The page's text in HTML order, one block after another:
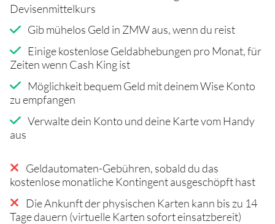
Devisenmittelkurs
Gib mühelos Geld in ZMW aus, wenn du reist
Einige kostenlose Geldabhebungen pro Monat, für
Zeiten wenn Cash King ist
Möglichkeit bequem Geld mit deinem Wise Konto
zu empfangen
Verwalte dein Konto und deine Karte vom Handy
aus
Geldautomaten-Gebühren, sobald du das
kostenlose monatliche Kontingent ausgeschöpft hast
Die Ankunft der physischen Karten kann bis zu 14
Tage dauern (virtuelle Karten sofort einsatzbereit)